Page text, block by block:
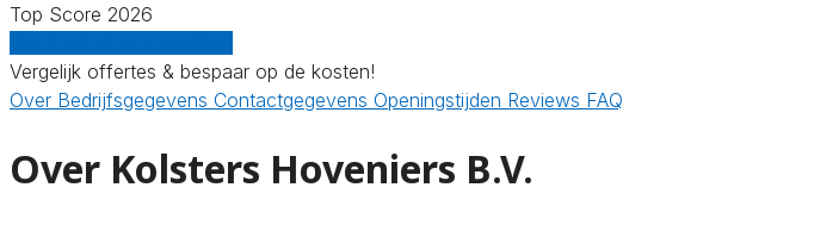
Top Score 2026
Vergelijk offertes & bespaar op de kosten!
Over Bedrijfsgegevens Contactgegevens Openingstijden Reviews FAQ
Over Kolsters Hoveniers B.V.